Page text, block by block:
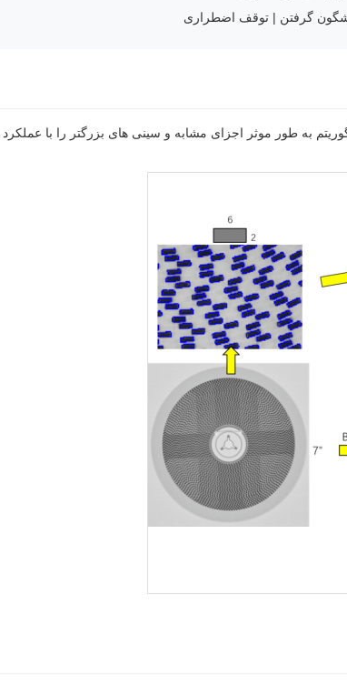
به طور موثر اجزای مشابه و سینی های بزرگتر را با عملکرد